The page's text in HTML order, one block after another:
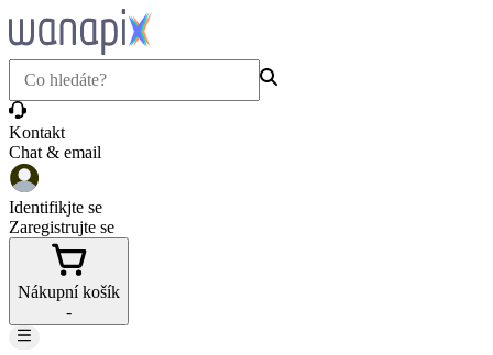
Kontakt
Chat & email
Identifikjte se
Zaregistrujte se
Nákupní košík
-